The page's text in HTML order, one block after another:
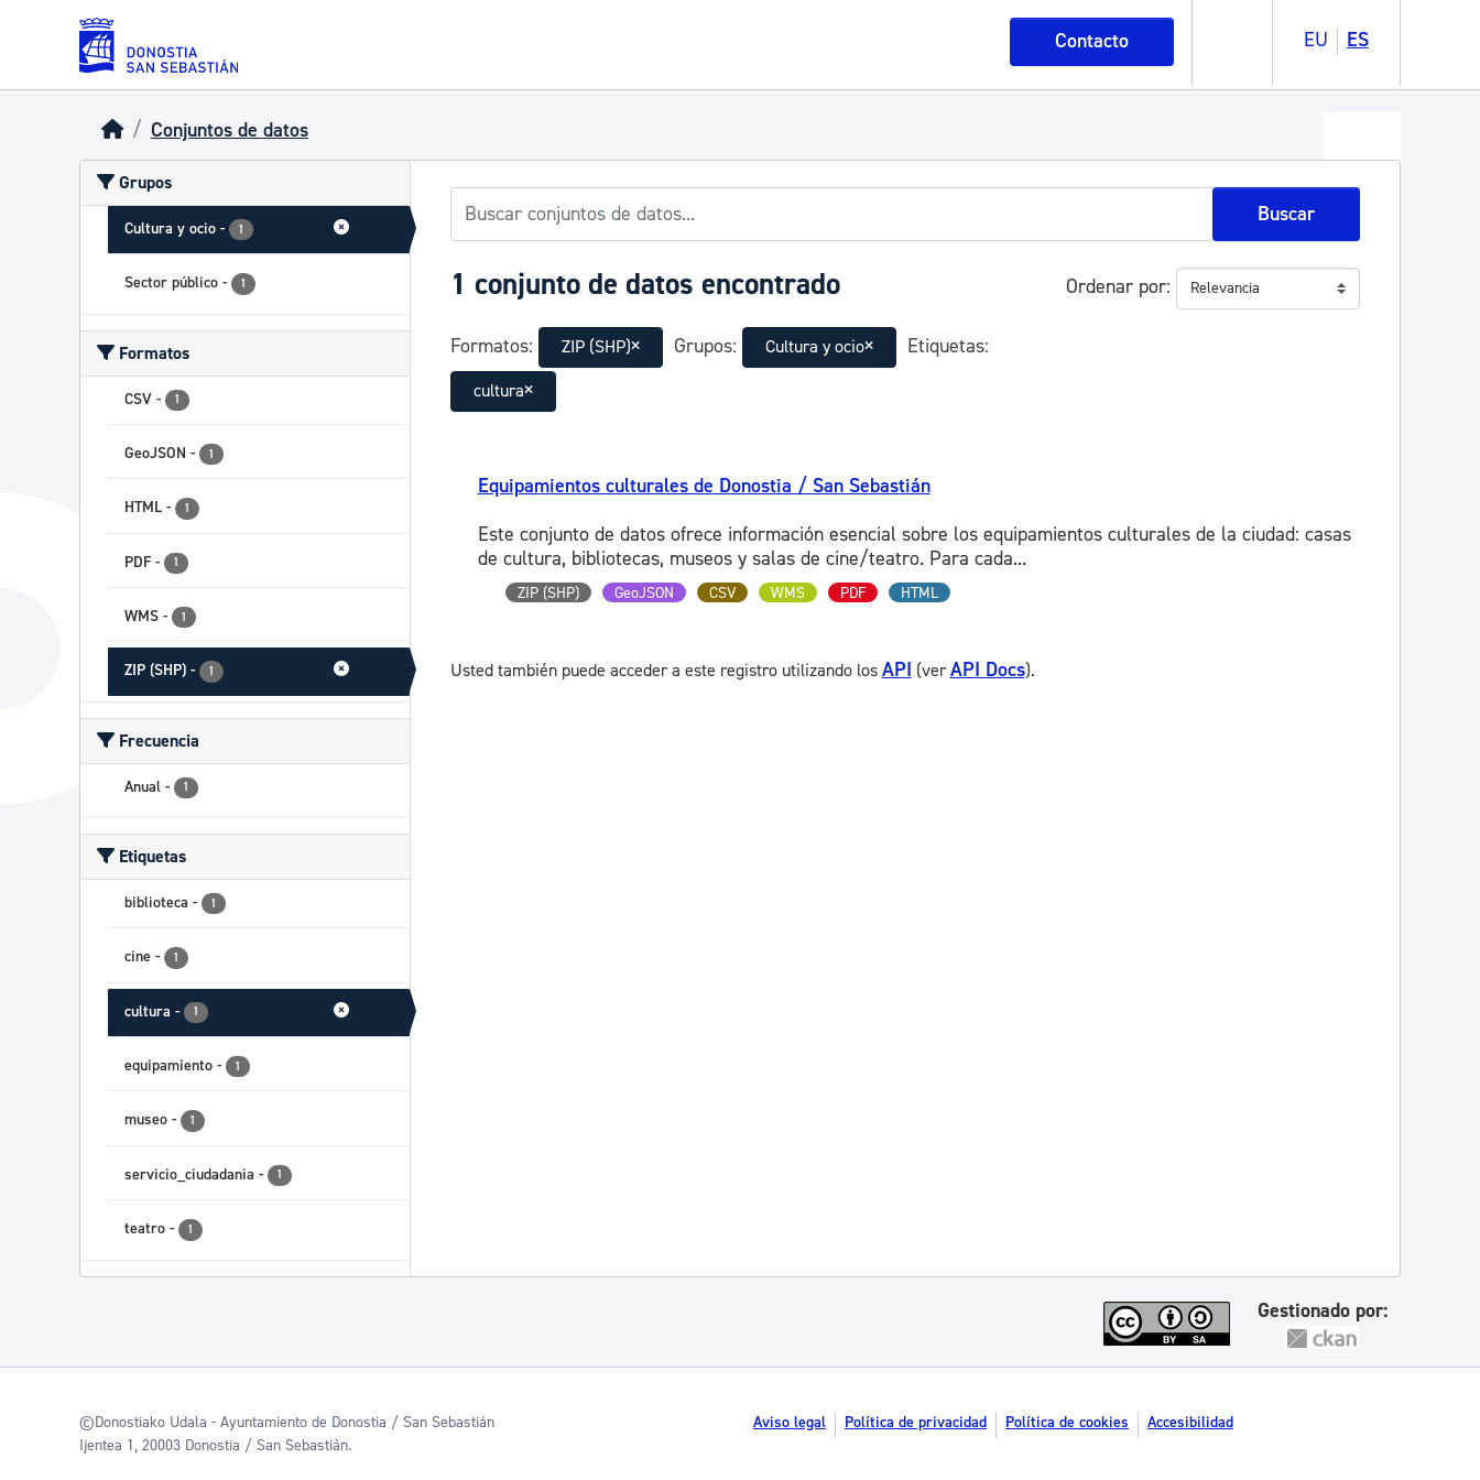
Skip to main content
Contacto
EU ES
Conjuntos de datos
Grupos
Cultura y ocio - 1
Sector público - 1
Formatos
CSV - 1
GeoJSON - 1
HTML - 1
PDF - 1
WMS - 1
ZIP (SHP) - 1
Frecuencia
Anual - 1
Etiquetas
biblioteca - 1
cine - 1
cultura - 1
equipamiento - 1
museo - 1
servicio_ciudadania - 1
teatro - 1
Buscar
Ordenar por
1 conjunto de datos encontrado
Formatos: ZIP (SHP) Grupos: Cultura y ocio Etiquetas:
cultura
Equipamientos culturales de Donostia / San Sebastián
Este conjunto de datos ofrece información esencial sobre los equipamientos culturales de la ciudad: casas
de cultura, bibliotecas, museos y salas de cine/teatro. Para cada...
ZIP (SHP) GeoJSON CSV WMS PDF HTML
Usted también puede acceder a este registro utilizando los API (verAPI Docs).
Gestionado por:
©Donostiako Udala - Ayuntamiento de Donostia / San Sebastián
Ijentea 1, 20003 Donostia / San Sebastián.
Aviso legal Política de privacidad Política de cookies Accesibilidad